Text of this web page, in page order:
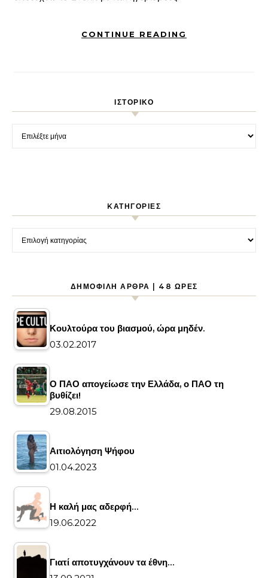
CONTINUE READING
ΙΣΤΟΡΙΚΌ
Ιστορικό
KΑΤΗΓΟΡΊΕΣ
Kατηγορίες
ΔΗΜΟΦΙΛΉ ΆΡΘΡΑ | 48 ΏΡΕΣ
Κουλτούρα του βιασμού, ώρα μηδέν.
03.02.2017
Ο ΠΑΟ απογείωσε την Ελλάδα, ο ΠΑΟ τη
βυθίζει!
29.08.2015
Αιτιολόγηση Ψήφου
01.04.2023
Η καλή μας αδερφή…
19.06.2022
Γιατί αποτυγχάνουν τα έθνη…